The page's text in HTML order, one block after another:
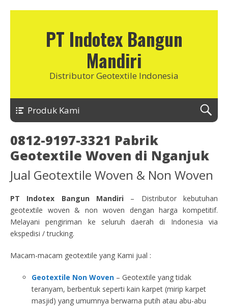
PT Indotex Bangun
Mandiri
Distributor Geotextile Indonesia
Produk Kami
0812-9197-3321 Pabrik
Geotextile Woven di Nganjuk
Jual Geotextile Woven & Non Woven
PT Indotex Bangun Mandiri – Distributor kebutuhan
geotextile woven & non woven dengan harga kompetitif.
Melayani pengiriman ke seluruh daerah di Indonesia via
ekspedisi / trucking.
Macam-macam geotextile yang Kami jual :
Geotextile Non Woven – Geotextile yang tidak
teranyam, berbentuk seperti kain karpet (mirip karpet
masjid) yang umumnya berwarna putih atau abu-abu